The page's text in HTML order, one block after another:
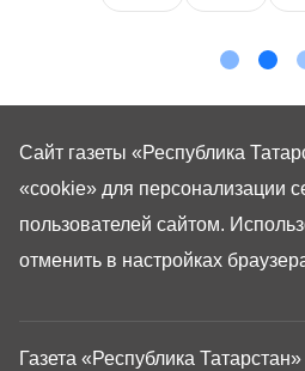
Газета «Республика
Сайт газеты «Республика
«cookie» для персонализации
пользователей сайтом.
отменить в настройках